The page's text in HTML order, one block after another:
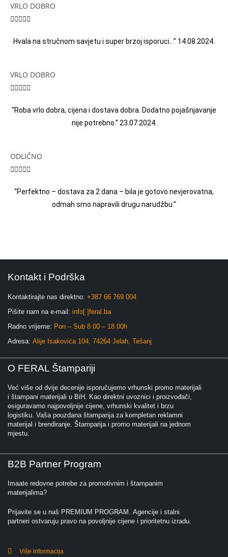
VRLO DOBRO

Hvala na stručnom savjetu i super brzoj isporuci…” 14.08.2024.
VRLO DOBRO

“Roba vrlo dobra, cijena i dostava dobra. Dodatno pojašnjavanje
nije potrebno.” 23.07.2024.
ODLIČNO

“Perfektno – dostava za 2 dana – bila je gotovo nevjerovatna,
odmah smo napravili drugu narudžbu.”
Kontakt i Podrška
Kontaktirajte nas direktno: +387 66 769 004
Pišite nam na e-mail: info[ ]feral.ba
Radno vrijeme: Pon – Sub 8.00 – 18.00h
Adresa: Alije Isakovića 104, 74264 Jelah, Tešanj
O FERAL Štampariji
Već više od dvije decenije isporučujemo vrhunski promo materijali
i štampani materijali u BiH. Kao direktni uvoznici i proizvođači,
osiguravamo najpovoljnije cijene, vrhunski kvalitet i brzu
logistiku. Vaša pouzdana štamparija za kompletan reklamni
materijal i brendiranje. Štamparija i promo materijali na jednom
mjestu.
B2B Partner Program
Imaate redovne potrebe za promotivnim i štampanim
materijalima?
Prijavite se u naš PREMIUM PROGRAM. Agencije i stalni
partneri ostvaruju pravo na povoljnije cijene i prioritetnu izradu.
Više informacija